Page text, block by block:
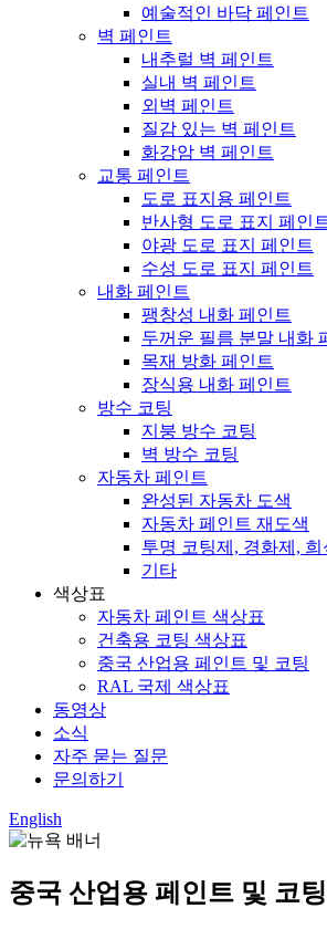
예술적인 바닥 페인트
벽 페인트
내추럴 벽 페인트
실내 벽 페인트
외벽 페인트
질감 있는 벽 페인트
화강암 벽 페인트
교통 페인트
도로 표지용 페인트
반사형 도로 표지 페인
야광 도로 표지 페인트
수성 도로 표지 페인트
내화 페인트
팽창성 내화 페인트
두꺼운 필름 분말 내화
목재 방화 페인트
장식용 내화 페인트
방수 코팅
지붕 방수 코팅
벽 방수 코팅
자동차 페인트
완성된 자동차 도색
자동차 페인트 재도색
투명 코팅제, 경화제, 희
기타
색상표
자동차 페인트 색상표
건축용 코팅 색상표
중국 산업용 페인트 및 코팅
RAL 국제 색상표
동영상
소식
자주 묻는 질문
문의하기
English
중국 산업용 페인트 및 코팅